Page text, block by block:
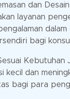
dan
layanan
bagi
Kebutuhan
kecil dan
bagi para